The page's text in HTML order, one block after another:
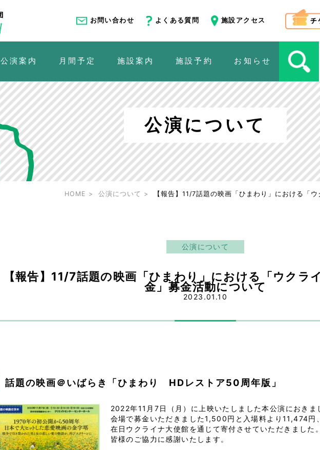
お問い合わせ よくある質問 施設アクセス
公演案内 月間予定 施設案内 施設予約 お知らせ
公演について
HOME 公演について 【報告】11/7話題の映画「ひまわり」における「
公演について
【報告】11/7話題の映画「ひまわり」における「ウクラ
金」募金活動について
2023.01.10
話題の映画＠いばらき「ひまわり HDレストア50周年版」
2022年11月7日（月）に上映いたしました本公演におきま
会場で募金いただきました1,500円と入場料より11,474
在日ウクライナ大使館を通じて寄付させていただきました
皆様のご協力に感謝いたします。